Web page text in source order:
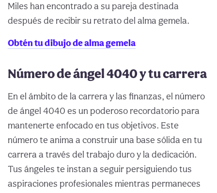
Miles han encontrado a su pareja destinada
después de recibir su retrato del alma gemela.
Obtén tu dibujo de alma gemela
Número de ángel 4040 y tu carrera
En el ámbito de la carrera y las finanzas, el número
de ángel 4040 es un poderoso recordatorio para
mantenerte enfocado en tus objetivos. Este
número te anima a construir una base sólida en tu
carrera a través del trabajo duro y la dedicación.
Tus ángeles te instan a seguir persiguiendo tus
aspiraciones profesionales mientras permaneces